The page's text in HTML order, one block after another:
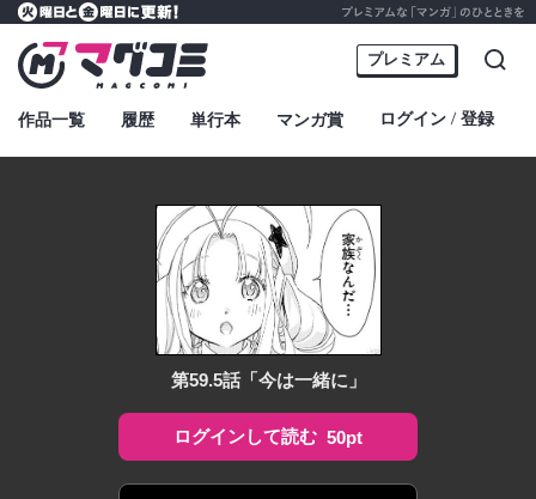
マグコミ – Mag Garden Comic Online
プレミアムな「マンガ」のひとときを
火曜日と金曜日に更新！
プレミアム
作品一覧 履歴 単行本 マンガ賞 ログイン ・
登録
検索
第59.5話「今は一緒に」
ログインして読む 50pt